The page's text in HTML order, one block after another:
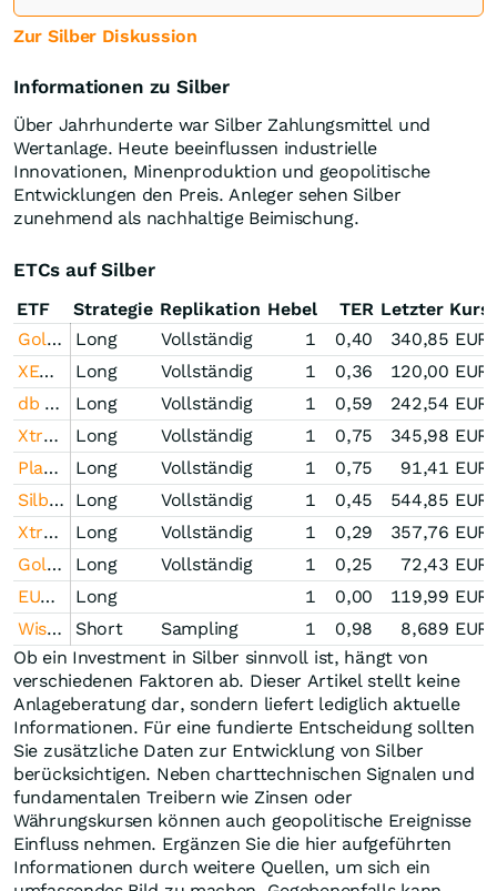
Zur Silber Diskussion
Informationen zu Silber
Über Jahrhunderte war Silber Zahlungsmittel und
Wertanlage. Heute beeinflussen industrielle
Innovationen, Minenproduktion und geopolitische
Entwicklungen den Preis. Anleger sehen Silber
zunehmend als nachhaltige Beimischung.
ETCs auf Silber
ETF Strategie Replikation Hebel TER Letzter Kurs
Gold Bullion Securities
Long Vollständig 1 0,40 340,85 EUR
XETRA Gold
Long Vollständig 1 0,36 120,00 EUR
db Physical Gold ETC Euro Hedged
Long Vollständig 1 0,59 242,54 EUR
Xtrackers Physical Silver EUR Hedged ETC
Long Vollständig 1 0,75 345,98 EUR
Platin Index Zertifikat Open-End (DBETC)
Long Vollständig 1 0,75 91,41 EUR
Silber Index Zertifikat Open-End (DBETC)
Long Vollständig 1 0,45 544,85 EUR
Xtrackers Physical Gold ETC (EUR) der DB ETC plc
Long Vollständig 1 0,29 357,76 EUR
Gold Index Zertifikat Open-End (iShares plc)
Long Vollständig 1 0,25 72,43 EUR
EUWAX Gold
Long 1 0,00 119,99 EUR
WisdomTree Copper 1x Daily Short
Short Sampling 1 0,98 8,689 EUR
Ob ein Investment in Silber sinnvoll ist, hängt von
verschiedenen Faktoren ab. Dieser Artikel stellt keine
Anlageberatung dar, sondern liefert lediglich aktuelle
Informationen. Für eine fundierte Entscheidung sollten
Sie zusätzliche Daten zur Entwicklung von Silber
berücksichtigen. Neben charttechnischen Signalen und
fundamentalen Treibern wie Zinsen oder
Währungskursen können auch geopolitische Ereignisse
Einfluss nehmen. Ergänzen Sie die hier aufgeführten
Informationen durch weitere Quellen, um sich ein